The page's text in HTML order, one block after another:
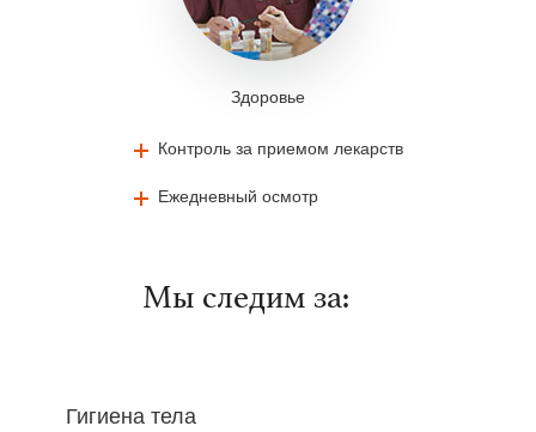
Здоровье
Контроль за приемом лекарств
Ежедневный осмотр
Мы следим за:
Гигиена тела